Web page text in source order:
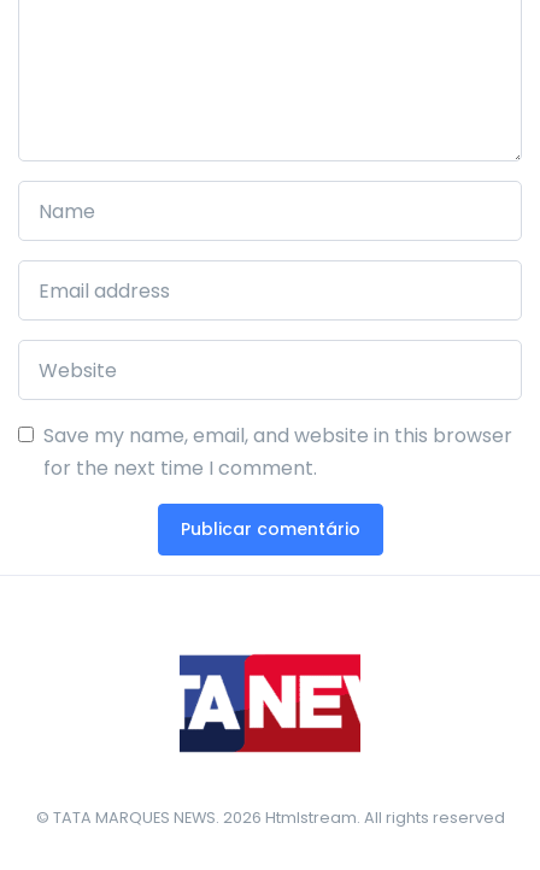
Save my name, email, and website in this browser
for the next time I comment.
© TATA MARQUES NEWS. 2026 Htmlstream. All rights reserved